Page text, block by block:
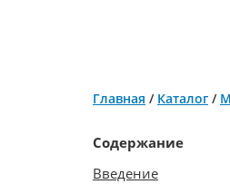
Главная / Каталог /
Содержание
Введение